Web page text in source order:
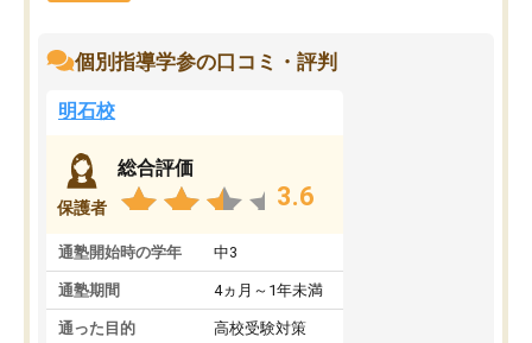
個別指導学参の口コミ・評判
明石校
保護者
総合評価
3.6
通塾開始時の学年 中3
通塾期間 4ヵ月～1年未満
通った目的 高校受験対策